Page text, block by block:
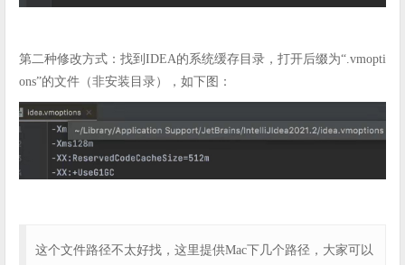
第二种修改方式：找到IDEA的系统缓存目录，打开后缀为“.vmopti
ons”的文件（非安装目录），如下图：
这个文件路径不太好找，这里提供Mac下几个路径，大家可以